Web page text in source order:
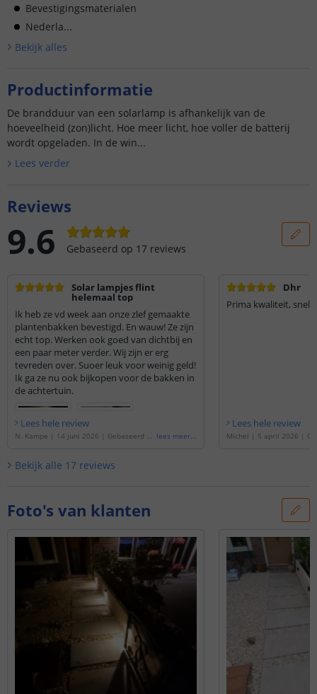
Bevestigingsmaterialen
Nederla...
Bekijk alles
Productinformatie
De brandduur van een solarlamp is afhankelijk van de
hoeveelheid (zon)licht. Hoe meer licht, hoe voller de batterij
wordt opgeladen. In de win...
Lees verder
Reviews
9.6 Gebaseerd op 17 reviews
Solar lampjes flint
helemaal top
Ik heb ze vd week aan onze zlef gemaakte
plantenbakken bevestigd. En wauw! Ze zijn
echt top. Werken ook goed van dichtbij en
een paar meter verder. Wij zijn er erg
tevreden over. Suoer leuk voor weinig geld!
Ik ga ze nu ook bijkopen voor de bakken in
de achtertuin.
Lees hele review
N. Kampe | 14 juni 2026 | Gebaseerd op
lees meer...
Dhr
Prima kwaliteit,
Lees hele review
Michel | 5 april 2026 |
Bekijk alle 17 reviews
Foto's van klanten